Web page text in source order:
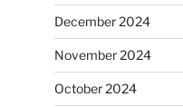
December 2024
November 2024
October 2024